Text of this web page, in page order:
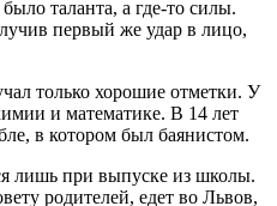
таланта, а где-то силы.
первый же удар в лицо,
только хорошие отметки. У
и математике. В 14 лет
в котором был баянистом.
лишь при выпуске из школы.
родителей, едет во Львов,